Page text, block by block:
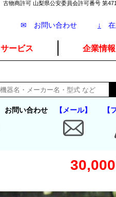
古物商許可 山梨県公安委員会許可番号 第
✉ お問い合わせ ↓ 在
サービス 企業情報
お問い合わせ 【メール】 【